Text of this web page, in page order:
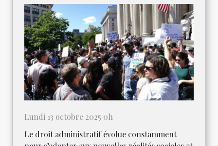
Lundi 13 octobre 2025 0h
Le droit administratif évolue constamment